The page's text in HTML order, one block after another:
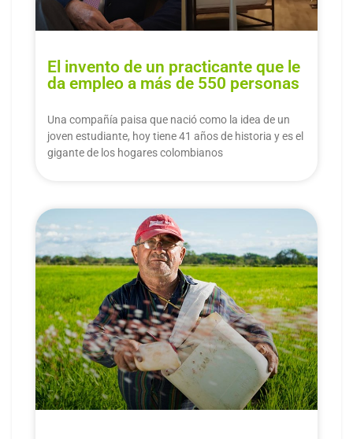
El invento de un practicante que le
da empleo a más de 550 personas
Una compañía paisa que nació como la idea de un
joven estudiante, hoy tiene 41 años de historia y es el
gigante de los hogares colombianos